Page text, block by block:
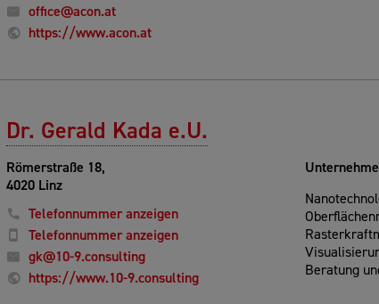
office@acon.at
https://www.acon.at
Dr. Gerald Kada e.U.
Römerstraße 18,
4020 Linz
Telefonnummer anzeigen
Telefonnummer anzeigen
gk@10-9.consulting
https://www.10-9.consulting
Beratung